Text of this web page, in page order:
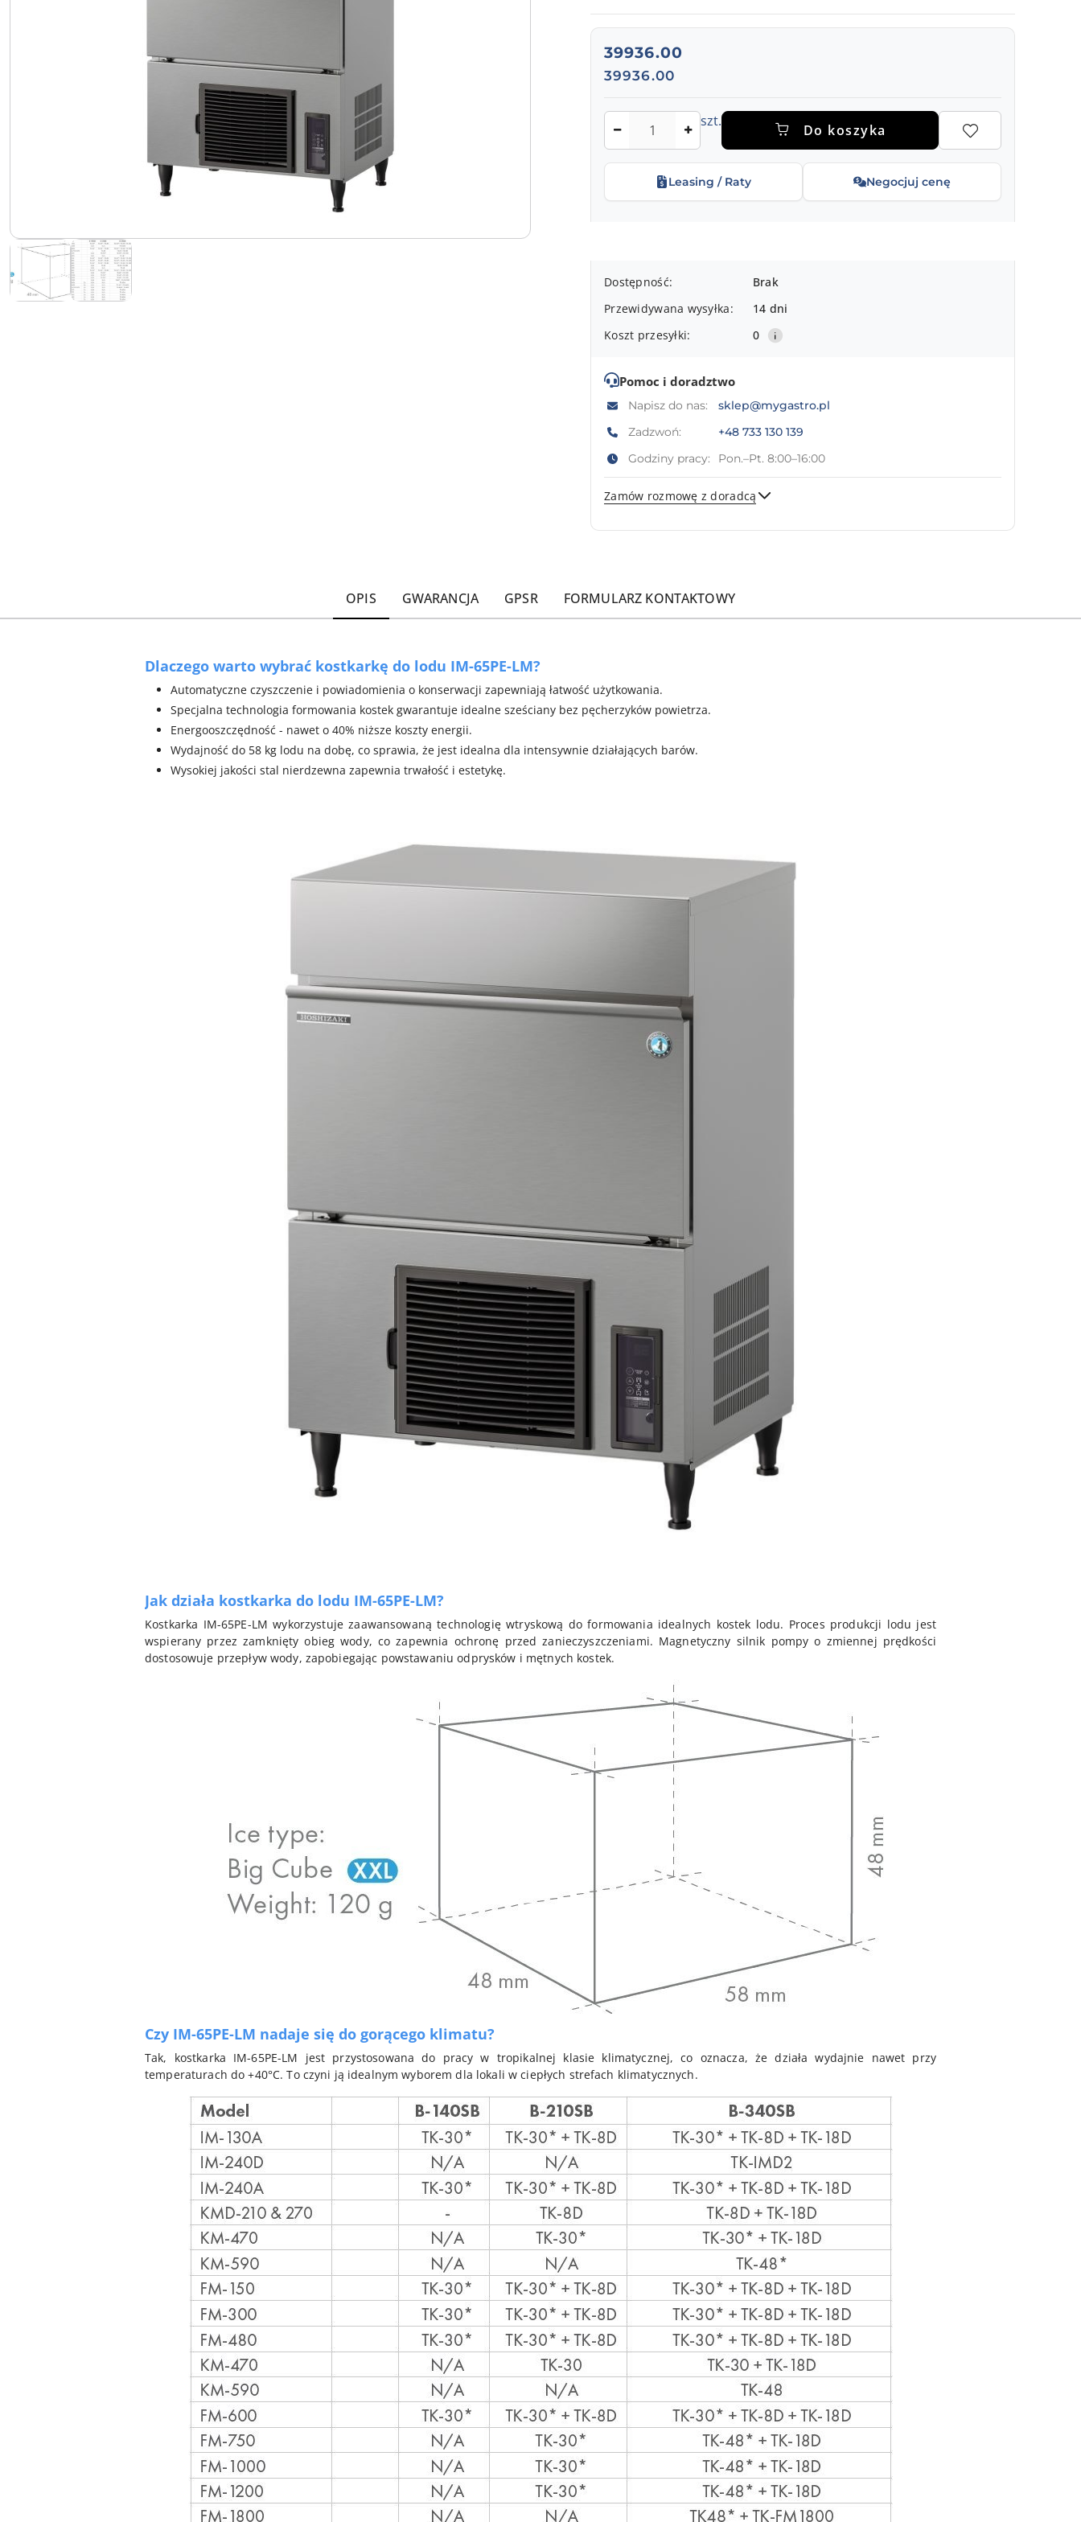
cena:
39936.00
Cena:
39936.00
Ilość szt.
Do koszyka
Leasing / Raty Negocjuj cenę
Dostępność
dostawa
Dostępność:
Brak
Przewidywana wysyłka:
14 dni
Koszt przesyłki:
0
Pomoc i doradztwo
Napisz do nas:
sklep@mygastro.pl
Zadzwoń:
+48 733 130 139
Godziny pracy:
Pon.–Pt. 8:00–16:00
Zamów rozmowę z doradcą
OPIS
GWARANCJA GPSR FORMULARZ KONTAKTOWY
Dlaczego warto wybrać kostkarkę do lodu IM-65PE-LM?
Automatyczne czyszczenie i powiadomienia o konserwacji zapewniają łatwość użytkowania.
Specjalna technologia formowania kostek gwarantuje idealne sześciany bez pęcherzyków powietrza.
Energooszczędność - nawet o 40% niższe koszty energii.
Wydajność do 58 kg lodu na dobę, co sprawia, że jest idealna dla intensywnie działających barów.
Wysokiej jakości stal nierdzewna zapewnia trwałość i estetykę.
Jak działa kostkarka do lodu IM-65PE-LM?
Kostkarka IM-65PE-LM wykorzystuje zaawansowaną technologię wtryskową do formowania idealnych kostek lodu. Proces produkcji lodu jest
wspierany przez zamknięty obieg wody, co zapewnia ochronę przed zanieczyszczeniami. Magnetyczny silnik pompy o zmiennej prędkości
dostosowuje przepływ wody, zapobiegając powstawaniu odprysków i mętnych kostek.
Czy IM-65PE-LM nadaje się do gorącego klimatu?
Tak, kostkarka IM-65PE-LM jest przystosowana do pracy w tropikalnej klasie klimatycznej, co oznacza, że działa wydajnie nawet przy
temperaturach do +40°C. To czyni ją idealnym wyborem dla lokali w ciepłych strefach klimatycznych.